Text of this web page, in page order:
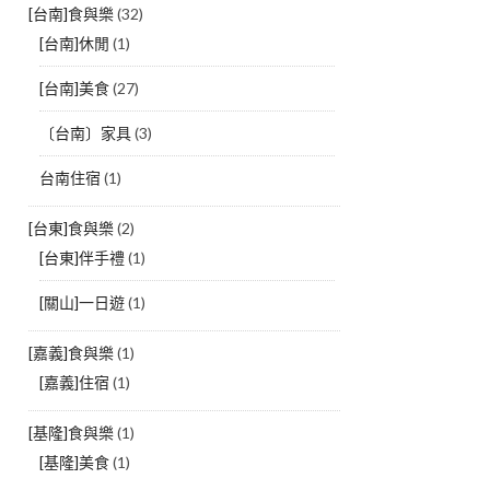
[台南]食與樂(32)
[台南]休閒 (1)
[台南]美食(27)
〔台南〕家具(3)
台南住宿 (1)
[台東]食與樂(2)
[台東]伴手禮(1)
[關山]一日遊(1)
[嘉義]食與樂(1)
[嘉義]住宿 (1)
[基隆]食與樂(1)
[基隆]美食(1)